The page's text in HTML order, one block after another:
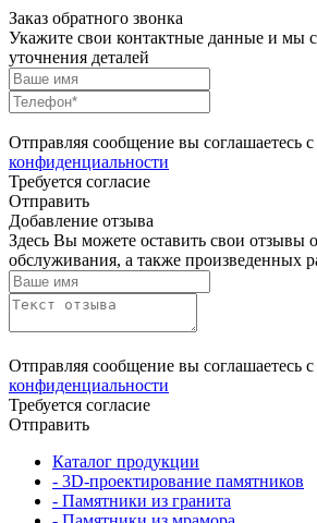
Заказ обратного звонка
Укажите свои контактные данные и мы
уточнения деталей
Отправляя сообщение вы соглашаетесь с
конфиденциальности
Требуется согласие
Отправить
Добавление отзыва
Здесь Вы можете оставить свои отзывы о
обслуживания, а также произведенных
Отправляя сообщение вы соглашаетесь с
конфиденциальности
Требуется согласие
Отправить
Каталог продукции
- 3D-проектирование памятников
- Памятники из гранита